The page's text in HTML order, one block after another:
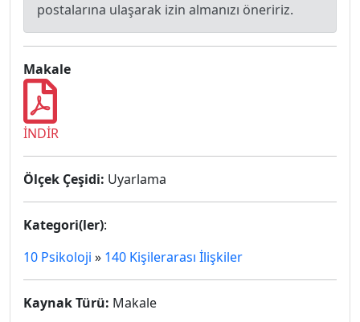
postalarına ulaşarak izin almanızı öneririz.
Makale
İNDİR
Ölçek Çeşidi: Uyarlama
Kategori(ler):
10 Psikoloji » 140 Kişilerarası İlişkiler
Kaynak Türü: Makale